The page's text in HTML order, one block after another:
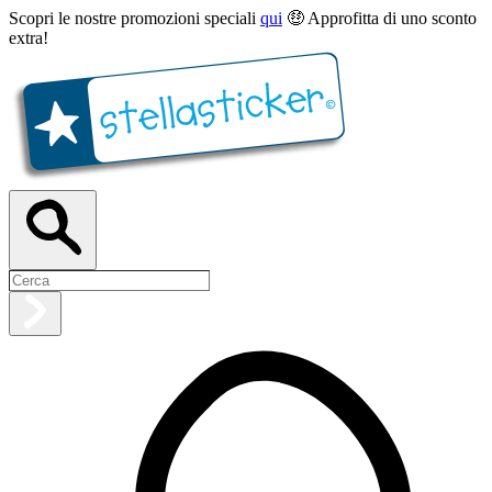
Scopri le nostre promozioni speciali qui 🤑 Approfitta di uno sconto
extra!